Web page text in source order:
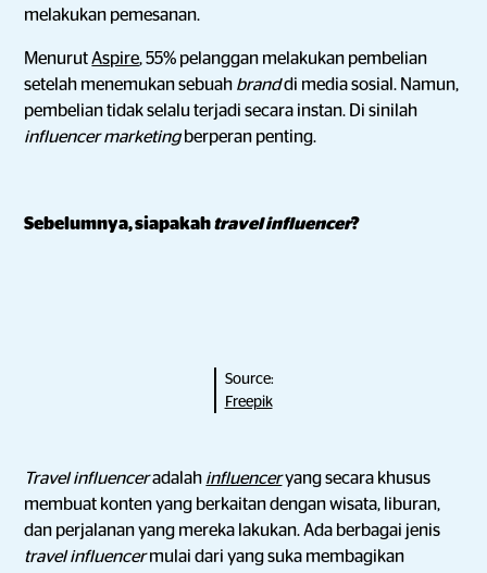
melakukan pemesanan.
MenurutAspire, 55% pelanggan melakukan pembelian
setelah menemukan sebuah branddi media sosial. Namun,
pembelian tidak selalu terjadi secara instan. Di sinilah
influencer marketing berperan penting.
Sebelumnya, siapakahtravel influencer?
Source:
Freepik
Travel influenceradalah influenceryang secara khusus
membuat konten yang berkaitan dengan wisata, liburan,
dan perjalanan yang mereka lakukan. Ada berbagai jenis
travel influencermulai dari yang suka membagikan